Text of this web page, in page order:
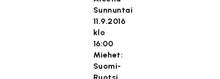
Sunnuntai
11.9.2016
klo
16:00
Miehet:
Suomi-